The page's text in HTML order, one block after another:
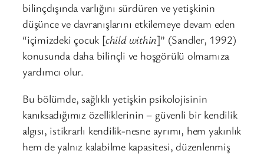
bilinçdışında varlığını sürdüren ve yetişkinin
düşünce ve davranışlarını etkilemeye devam eden
“içimizdeki çocuk [child within]” (Sandler, 1992)
konusunda daha bilinçli ve hoşgörülü olmamıza
yardımcı olur.
Bu bölümde, sağlıklı yetişkin psikolojisinin
kanıksadığımız özelliklerinin – güvenli bir kendilik
algısı, istikrarlı kendilik-nesne ayrımı, hem yakınlık
hem de yalnız kalabilme kapasitesi, düzenlenmiş